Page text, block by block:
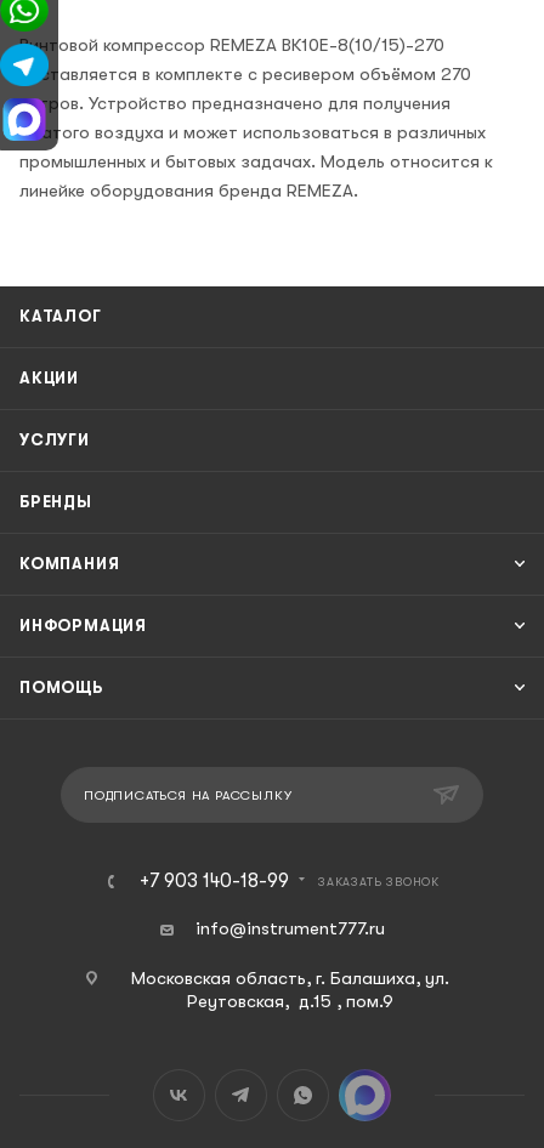
Винтовой компрессор REMEZA ВК10E-8(10/15)-270
поставляется в комплекте с ресивером объёмом 270
литров. Устройство предназначено для получения
сжатого воздуха и может использоваться в различных
промышленных и бытовых задачах. Модель относится к
линейке оборудования бренда REMEZA.
КАТАЛОГ
АКЦИИ
УСЛУГИ
БРЕНДЫ
КОМПАНИЯ
ИНФОРМАЦИЯ
ПОМОЩЬ
ПОДПИСАТЬСЯ НА РАССЫЛКУ
+7 903 140-18-99 ЗАКАЗАТЬ ЗВОНОК
info@instrument777.ru
Московская область, г. Балашиха, ул.
Реутовская, д.15 , пом.9